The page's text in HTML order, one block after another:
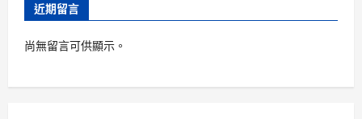
近期留言
尚無留言可供顯示。